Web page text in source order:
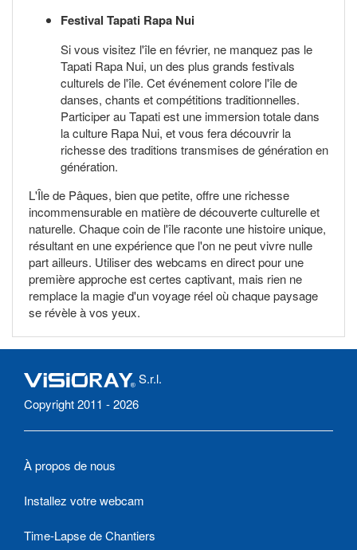
Festival Tapati Rapa Nui
Si vous visitez l'île en février, ne manquez pas le
Tapati Rapa Nui, un des plus grands festivals
culturels de l'île. Cet événement colore l'île de
danses, chants et compétitions traditionnelles.
Participer au Tapati est une immersion totale dans
la culture Rapa Nui, et vous fera découvrir la
richesse des traditions transmises de génération en
génération.
L'Île de Pâques, bien que petite, offre une richesse
incommensurable en matière de découverte culturelle et
naturelle. Chaque coin de l'île raconte une histoire unique,
résultant en une expérience que l'on ne peut vivre nulle
part ailleurs. Utiliser des webcams en direct pour une
première approche est certes captivant, mais rien ne
remplace la magie d'un voyage réel où chaque paysage
se révèle à vos yeux.
S.r.l.
Copyright 2011 - 2026
À propos de nous
Installez votre webcam
Time-Lapse de Chantiers